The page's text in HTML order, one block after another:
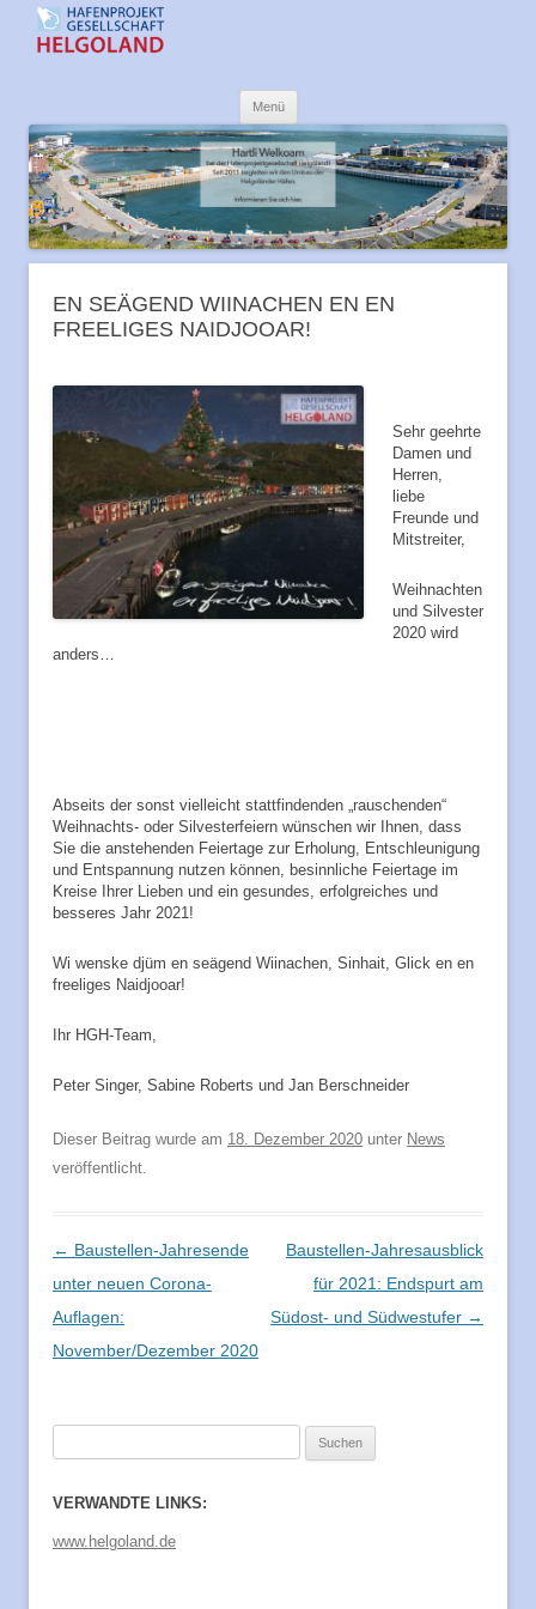
Menü
springen
EN SEÄGEND WIINACHEN EN EN
FREELIGES NAIDJOOAR!
Sehr geehrte
Damen und
Herren,
liebe
Freunde und
Mitstreiter,
Weihnachten
und Silvester
2020 wird
anders…
Abseits der sonst vielleicht stattfindenden „rauschenden“
Weihnachts- oder Silvesterfeiern wünschen wir Ihnen, dass
Sie die anstehenden Feiertage zur Erholung, Entschleunigung
und Entspannung nutzen können, besinnliche Feiertage im
Kreise Ihrer Lieben und ein gesundes, erfolgreiches und
besseres Jahr 2021!
Wi wenske djüm en seägend Wiinachen, Sinhait, Glick en en
freeliges Naidjooar!
Ihr HGH-Team,
Peter Singer, Sabine Roberts und Jan Berschneider
Dieser Beitrag wurde am 18. Dezember 2020 unter News
veröffentlicht.
Beitragsnavigation
← Baustellen-Jahresende
unter neuen Corona-
Auflagen:
November/Dezember 2020
Baustellen-Jahresausblick
für 2021: Endspurt am
Südost- und Südwestufer →
VERWANDTE LINKS:
www.helgoland.de